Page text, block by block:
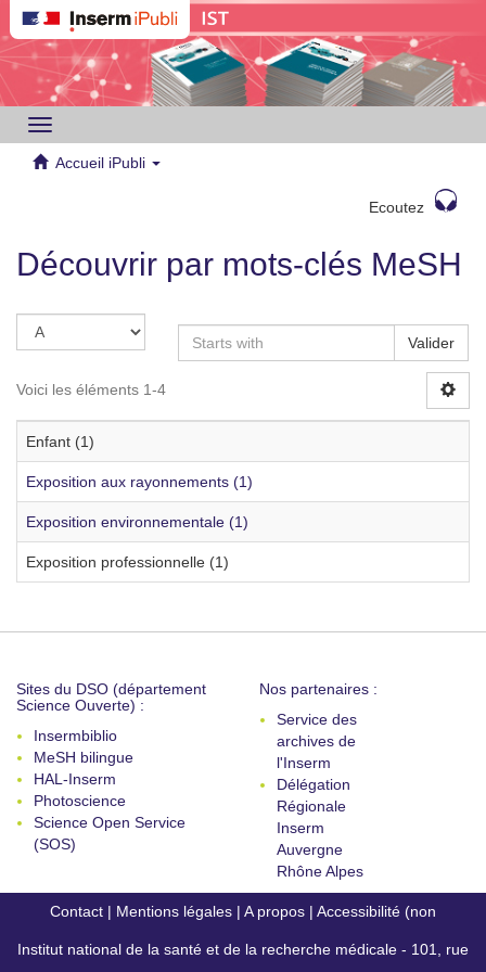
Toggle
navigation
Accueil iPubli
Ecoutez
Découvrir par mots-clés MeSH
Valider
Voici les éléments 1-4
Enfant (1)
Exposition aux rayonnements (1)
Exposition environnementale (1)
Exposition professionnelle (1)
Sites du DSO (département
Science Ouverte) :
Insermbiblio
MeSH bilingue
HAL-Inserm
Photoscience
Science Open Service
(SOS)
Nos partenaires :
Service des
archives de
l'Inserm
Délégation
Régionale
Inserm
Auvergne
Rhône Alpes
Contact | Mentions légales | A propos | Accessibilité (non
conforme)
Institut national de la santé et de la recherche médicale - 101, rue